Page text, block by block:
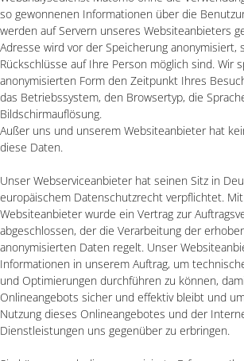
so gewonnenen Informationen über die
werden auf Servern unseres Websiteanbieters
Adresse wird vor der Speicherung anonymisiert,
Rückschlüsse auf Ihre Person möglich sind. Wir
anonymisierten Form den Zeitpunkt Ihres
das Betriebssystem, den Browsertyp, die
Bildschirmauflösung.
Außer uns und unserem Websiteanbieter hat
diese Daten.
Unser Webserviceanbieter hat seinen Sitz in
europäischem Datenschutzrecht verpflichtet.
Websiteanbieter wurde ein Vertrag zur
abgeschlossen, der die Verarbeitung der
anonymisierten Daten regelt. Unser
Informationen in unserem Auftrag, um
und Optimierungen durchführen zu können,
Onlineangebots sicher und effektiv bleibt und
Nutzung dieses Onlineangebotes und der
Dienstleistungen uns gegenüber zu erbringen.